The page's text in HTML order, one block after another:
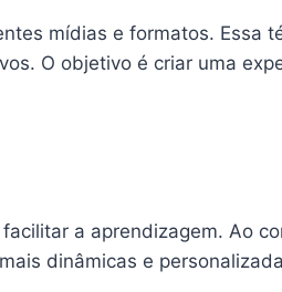
mídias e formatos. Essa
O objetivo é criar uma
a aprendizagem. Ao
dinâmicas e